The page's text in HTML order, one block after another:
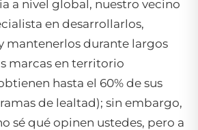
a nivel global, nuestro vecino
en desarrollarlos,
mantenerlos durante largos
marcas en territorio
hasta el 60% de sus
de lealtad); sin embargo,
sé qué opinen ustedes, pero a